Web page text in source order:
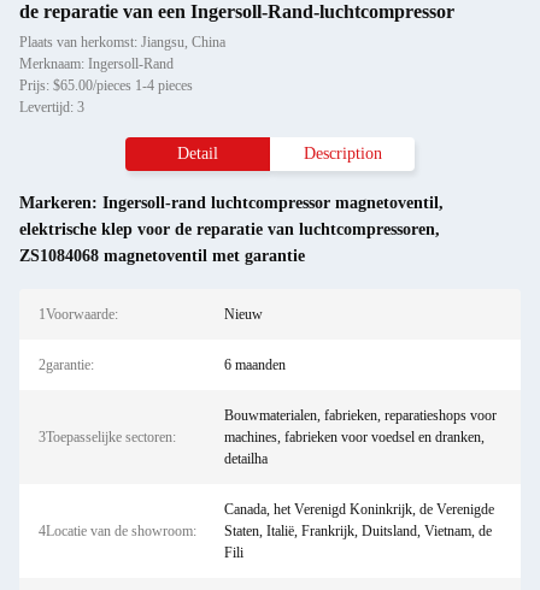
de reparatie van een Ingersoll-Rand-luchtcompressor
Plaats van herkomst: Jiangsu, China
Merknaam: Ingersoll-Rand
Prijs: $65.00/pieces 1-4 pieces
Levertijd: 3
Detail Description
Markeren: Ingersoll-rand luchtcompressor magnetoventil,
elektrische klep voor de reparatie van luchtcompressoren,
ZS1084068 magnetoventil met garantie
1Voorwaarde: Nieuw
2garantie: 6 maanden
3Toepasselijke sectoren:
Bouwmaterialen, fabrieken, reparatieshops voor
machines, fabrieken voor voedsel en dranken,
detailha
4Locatie van de showroom:
Canada, het Verenigd Koninkrijk, de Verenigde
Staten, Italië, Frankrijk, Duitsland, Vietnam, de
Fili